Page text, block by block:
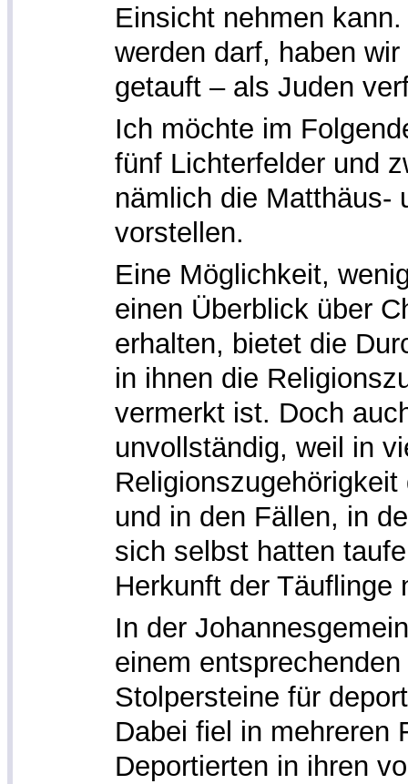
Einsicht nehmen
werden darf, haben
getauft – als Juden
Ich möchte im
fünf Lichterfelder und
nämlich die Matthäus-
vorstellen.
Eine Möglichkeit,
einen Überblick über
erhalten, bietet die
in ihnen die
vermerkt ist. Doch
unvollständig, weil in
und in den Fällen, in
sich selbst hatten
Herkunft der Täuflinge
In der
einem
Stolpersteine für
Dabei fiel in mehreren
Deportierten in ihren